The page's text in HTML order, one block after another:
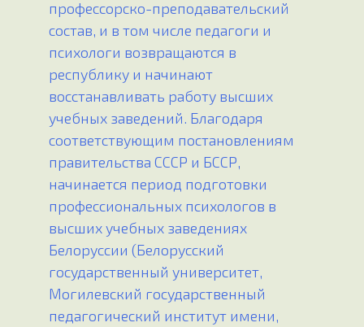
профессорско-преподавательский
состав, и в том числе педагоги и
психологи возвращаются в
республику и начинают
восстанавливать работу высших
учебных заведений. Благодаря
соответствующим постановлениям
правительства СССР и БССР,
начинается период подготовки
профессиональных психологов в
высших учебных заведениях
Белоруссии (Белорусский
государственный университет,
Могилевский государственный
педагогический институт имени,